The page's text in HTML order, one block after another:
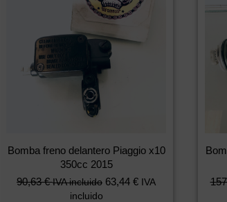
Bomba freno delantero Piaggio x10
350cc 2015
90,63€ IVA incluido 63,44 € IVA
incluido